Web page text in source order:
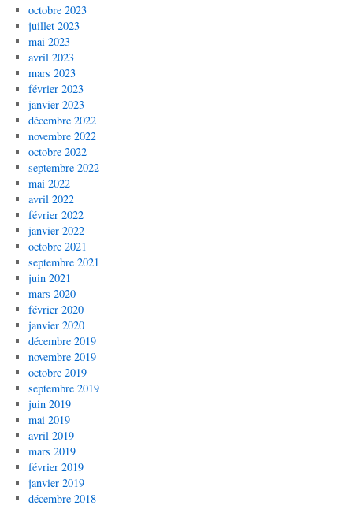
octobre 2023
juillet 2023
mai 2023
avril 2023
mars 2023
février 2023
janvier 2023
décembre 2022
novembre 2022
octobre 2022
septembre 2022
mai 2022
avril 2022
février 2022
janvier 2022
octobre 2021
septembre 2021
juin 2021
mars 2020
février 2020
janvier 2020
décembre 2019
novembre 2019
octobre 2019
septembre 2019
juin 2019
mai 2019
avril 2019
mars 2019
février 2019
janvier 2019
décembre 2018